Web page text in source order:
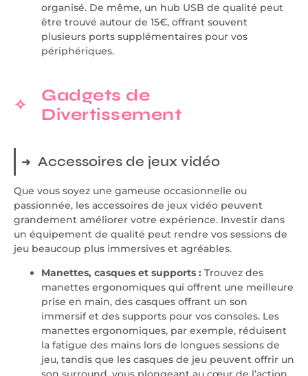
organisé. De même, un hub USB de qualité peut
être trouvé autour de 15€, offrant souvent
plusieurs ports supplémentaires pour vos
périphériques.
Gadgets de
Divertissement
Accessoires de jeux vidéo
Que vous soyez une gameuse occasionnelle ou
passionnée, les accessoires de jeux vidéo peuvent
grandement améliorer votre expérience. Investir dans
un équipement de qualité peut rendre vos sessions de
jeu beaucoup plus immersives et agréables.
Manettes, casques et supports : Trouvez des
manettes ergonomiques qui offrent une meilleure
prise en main, des casques offrant un son
immersif et des supports pour vos consoles. Les
manettes ergonomiques, par exemple, réduisent
la fatigue des mains lors de longues sessions de
jeu, tandis que les casques de jeu peuvent offrir un